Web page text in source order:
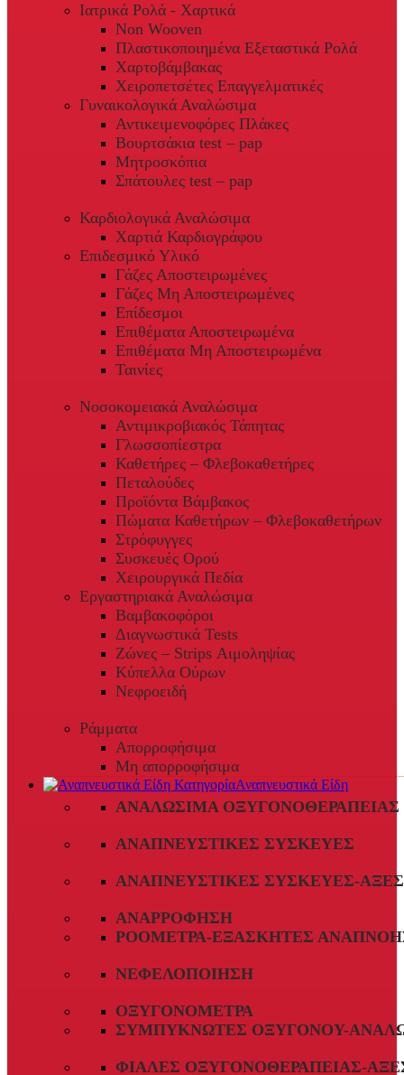
Ιατρικά Ρολά - Χαρτικά
Non Wooven
Πλαστικοποιημένα Εξεταστικά Ρολά
Χαρτοβάμβακας
Χειροπετσέτες Επαγγελματικές
Γυναικολογικά Αναλώσιμα
Αντικειμενοφόρες Πλάκες
Βουρτσάκια test – pap
Μητροσκόπια
Σπάτουλες test – pap
Καρδιολογικά Αναλώσιμα
Χαρτιά Καρδιογράφου
Επιδεσμικό Υλικό
Γάζες Αποστειρωμένες
Γάζες Μη Αποστειρωμένες
Επίδεσμοι
Επιθέματα Αποστειρωμένα
Επιθέματα Μη Αποστειρωμένα
Ταινίες
Νοσοκομειακά Αναλώσιμα
Αντιμικροβιακός Τάπητας
Γλωσσοπίεστρα
Καθετήρες – Φλεβοκαθετήρες
Πεταλούδες
Προϊόντα Βάμβακος
Πώματα Καθετήρων – Φλεβοκαθετήρων
Στρόφυγγες
Συσκευές Ορού
Χειρουργικά Πεδία
Εργαστηριακά Αναλώσιμα
Βαμβακοφόροι
Διαγνωστικά Tests
Ζώνες – Strips Αιμοληψίας
Κύπελλα Ούρων
Νεφροειδή
Ράμματα
Απορροφήσιμα
Μη απορροφήσιμα
Αναπνευστικά Είδη
ΑΝΑΛΏΣΙΜΑ ΟΞΥΓΟΝΟΘΕΡΑΠΕΊΑΣ
ΑΝΑΠΝΕΥΣΤΙΚΈΣ ΣΥΣΚΕΥΈΣ
ΑΝΑΠΝΕΥΣΤΙΚΈΣ ΣΥΣΚΕΥΈΣ-
ΑΝΑΡΡΌΦΗΣΗ
ΡΟΌΜΕΤΡΑ-ΕΞΑΣΚΗΤΈΣ
ΝΕΦΕΛΟΠΟΊΗΣΗ
ΟΞΥΓΟΝΌΜΕΤΡΑ
ΣΥΜΠΥΚΝΩΤΈΣ ΟΞΥΓΌΝΟΥ-
ΦΙΆΛΕΣ ΟΞΥΓΟΝΟΘΕΡΑΠΕΊΑΣ-